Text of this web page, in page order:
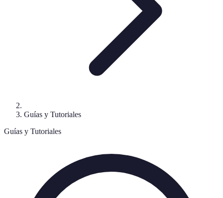
Guías y Tutoriales
Guías y Tutoriales